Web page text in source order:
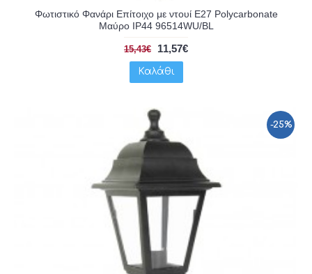
Φωτιστικό Φανάρι Επίτοιχο με ντουί E27 Polycarbonate
Μαύρο IP44 96514WU/BL
15,43€ 11,57€
Καλάθι
-25%